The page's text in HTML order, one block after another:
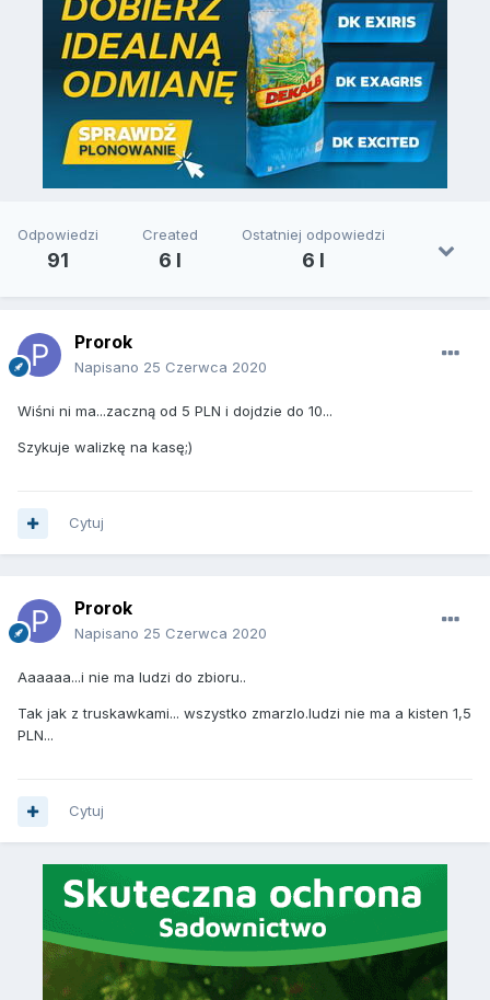
Odpowiedzi
91
Created
6 l
Ostatniej odpowiedzi
6 l
Prorok
Napisano 25 Czerwca 2020
Wiśni ni ma...zaczną od 5 PLN i dojdzie do 10...
Szykuje walizkę na kasę;)
Cytuj
Prorok
Napisano 25 Czerwca 2020
Aaaaaa...i nie ma ludzi do zbioru..
Tak jak z truskawkami... wszystko zmarzlo.ludzi nie ma a kisten 1,5
PLN...
Cytuj